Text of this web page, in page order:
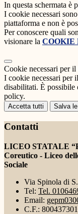
In questa schermata è
I cookie necessari
piattaforma e non è
Per conoscere quali
visionare la COOKIE
Cookie necessari per
I cookie necessari per
disabilitati. È possibile
policy.
Accetta tutti Salva
Contatti
LICEO STATALE
Coreutico - Liceo
Sociale
Via Spinola di
Tel: Tel.
Email:
C.F.: